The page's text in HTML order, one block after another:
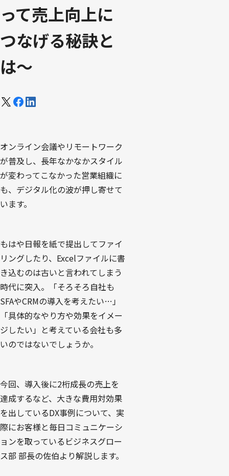
って売上向上に
つなげる秘訣と
は～
オンライン会議やリモートワーク
が普及し、長年なかなかスタイル
が変わってこなかった営業組織に
も、デジタル化の波が押し寄せて
います。
もはや日報を紙で提出してファイ
リングしたり、Excelファイルに書
き込むのは古いと言われてしまう
時代に突入。「そろそろ自社も
SFAやCRMの導入を考えたい…」
「具体的なやり方や効果をイメー
ジしたい」と考えている会社も多
いのではないでしょうか。
今回、導入後に2桁成長の売上を
達成するなど、大きな費用対効果
を出しているDX事例について、実
際にお客様と毎日コミュニケーシ
ョンを取っているビジネスグロー
ス部 部長の佐伯より解説します。